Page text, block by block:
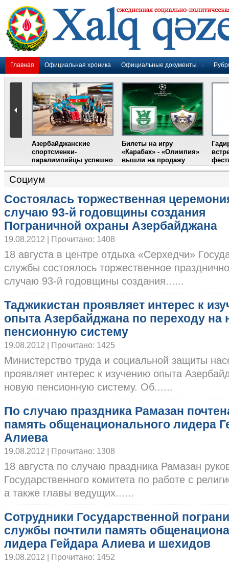
Главная Официальная хроника Официальные документы
Социум
Состоялась торжественная
случаю 93-й годовщины создания
Пограничной охраны Азербайджана
19.08.2012 | Прочитано: 1408
18 августа в центре отдыха «Серхедчи»
службы состоялось торжественное
случаю 93-й годовщины создания......
Таджикистан проявляет интерес к
опыта Азербайджана по переходу на
пенсионную систему
19.08.2012 | Прочитано: 1425
Министерство труда и социальной защиты
проявляет интерес к изучению опыта
новую пенсионную систему. Об......
По случаю праздника Рамазан
память общенационального лидера
Алиева
19.08.2012 | Прочитано: 1308
18 августа по случаю праздника Рамазан
Государственного комитета по работе с
а также главы ведущих......
Сотрудники Государственной
службы почтили память
лидера Гейдара Алиева и шехидов
19.08.2012 | Прочитано: 1452